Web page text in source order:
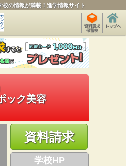
の情報が満載！進学情報サイト
ック美容
資料請求
学校HP